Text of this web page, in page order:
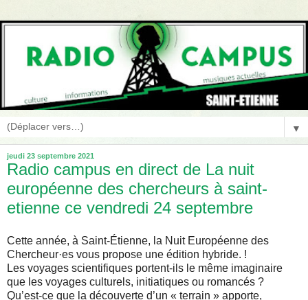
▼
jeudi 23 septembre 2021
Radio campus en direct de La nuit
européenne des chercheurs à saint-
etienne ce vendredi 24 septembre
Cette année, à Saint-Étienne, la Nuit Européenne des
Chercheur·es vous propose une édition hybride. !
Les voyages scientifiques portent-ils le même imaginaire
que les voyages culturels, initiatiques ou romancés ?
Qu’est-ce que la découverte d’un « terrain » apporte,